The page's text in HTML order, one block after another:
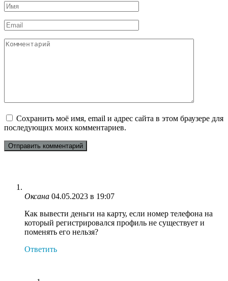
Имя
*
Email
*
Комментарий
Сохранить моё имя, email и адрес сайта в этом браузере для
последующих моих комментариев.
Оксана 04.05.2023 в 19:07
Как вывести деньги на карту, если номер телефона на
который регистрировался профиль не существует и
поменять его нельзя?
Ответить